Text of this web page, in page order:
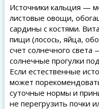
Источники кальция —
листовые овощи,
сардины с костями.
пищи (лосось, яйца,
счет солнечного
солнечные прогулки
Если естественные
может
суточные нормы и
не перегрузить почки